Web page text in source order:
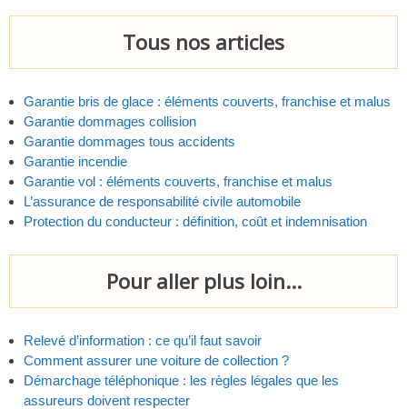
Tous nos articles
Garantie bris de glace : éléments couverts, franchise et malus
Garantie dommages collision
Garantie dommages tous accidents
Garantie incendie
Garantie vol : éléments couverts, franchise et malus
L’assurance de responsabilité civile automobile
Protection du conducteur : définition, coût et indemnisation
Pour aller plus loin...
Relevé d’information : ce qu’il faut savoir
Comment assurer une voiture de collection ?
Démarchage téléphonique : les règles légales que les
assureurs doivent respecter